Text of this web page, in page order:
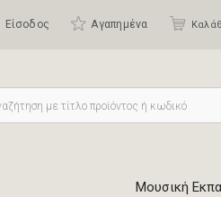
Είσοδος Αγαπημένα
Μουσική